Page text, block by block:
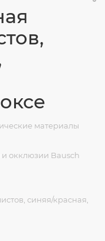
материалы
окклюзии Bausch
синяя/красная,